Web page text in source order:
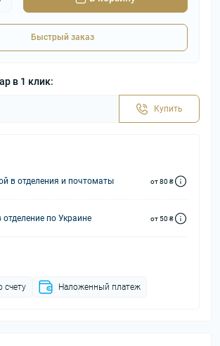
Быстрый заказ
в 1 клик:
Купить
в отделения и почтоматы от 80 ₴
отделение по Украине от 50 ₴
счету Наложенный платеж